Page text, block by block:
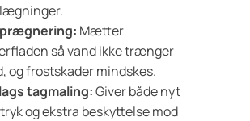
Mætter
så vand ikke trænger
og frostskader mindskes.
tagmaling:Giver både nyt
og ekstra beskyttelse mod